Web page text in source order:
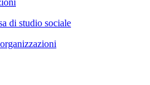
di studio sociale